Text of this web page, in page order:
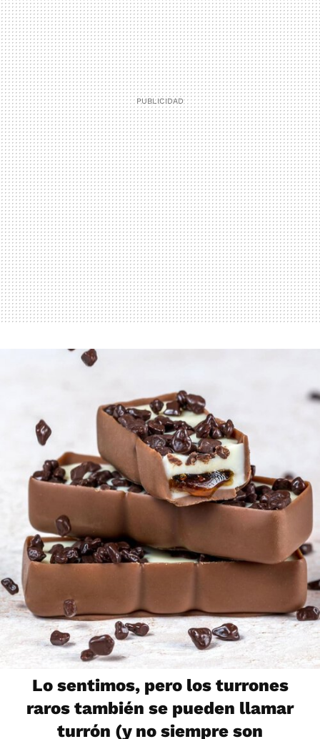
Lo sentimos, pero los turrones
raros también se pueden llamar
turrón (y no siempre son